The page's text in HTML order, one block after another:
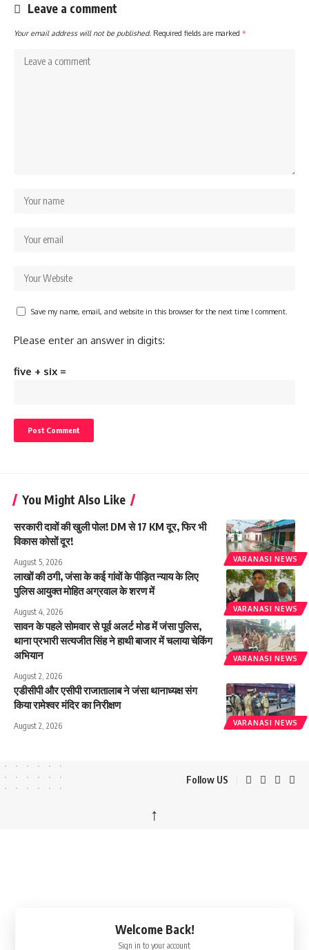
Leave a comment
Your email address will not be published. Required fields are marked *
Save my name, email, and website in this browser for the next time I comment.
Please enter an answer in digits:
five + six =
You Might Also Like
VARANASI NEWS
सरकारी दावों की खुली पोल! DM से 17 KM दूर, फिर भी
विकास कोसों दूर!
August 5, 2026
VARANASI NEWS
लाखों की ठगी, जंसा के कई गांवों के पीड़ित न्याय के लिए
पुलिस आयुक्त मोहित अग्रवाल के शरण में
August 4, 2026
VARANASI NEWS
सावन के पहले सोमवार से पूर्व अलर्ट मोड में जंसा पुलिस,
थाना प्रभारी सत्यजीत सिंह ने हाथी बाजार में चलाया चेकिंग
अभियान
August 2, 2026
VARANASI NEWS
एडीसीपी और एसीपी राजातालाब ने जंसा थानाध्यक्ष संग
किया रामेश्वर मंदिर का निरीक्षण
August 2, 2026
Follow US
↑
Welcome Back!
Sign in to your account